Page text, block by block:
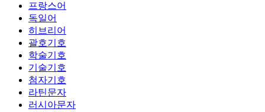
프랑스어
독일어
히브리어
괄호기호
학술기호
기술기호
첨자기호
라틴문자
러시아문자